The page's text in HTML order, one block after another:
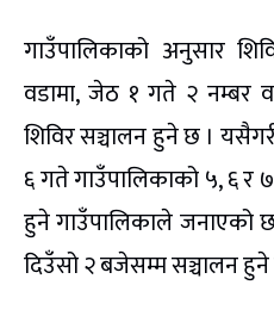
गाउँपालिकाको अनुसार
वडामा, जेठ १ गते २ नम्बर
शिविर सञ्चालन हुने छ ।
६ गते गाउँपालिकाको ५, ६ र
हुने गाउँपालिकाले जनाएको
दिउँसो २ बजेसम्म सञ्चालन